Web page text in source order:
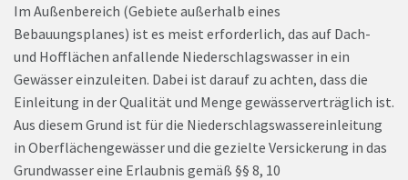
Im Außenbereich (Gebiete außerhalb eines
Bebauungsplanes) ist es meist erforderlich, das auf Dach-
und Hofflächen anfallende Niederschlagswasser in ein
Gewässer einzuleiten. Dabei ist darauf zu achten, dass die
Einleitung in der Qualität und Menge gewässerverträglich ist.
Aus diesem Grund ist für die Niederschlagswassereinleitung
in Oberflächengewässer und die gezielte Versickerung in das
Grundwasser eine Erlaubnis gemäß §§ 8, 10